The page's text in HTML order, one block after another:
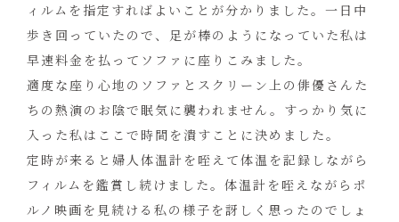
ィルムを指定すればよいことが分かりました。一日中
歩き回っていたので、足が棒のようになっていた私は
早速料金を払ってソファに座りこみました。
適度な座り心地のソファとスクリーン上の俳優さんた
ちの熱演のお陰で眠気に襲われません。すっかり気に
入った私はここで時間を潰すことに決めました。
定時が来ると婦人体温計を咥えて体温を記録しながら
フィルムを鑑賞し続けました。体温計を咥えながらポ
ルノ映画を見続ける私の様子を訝しく思ったのでしょ